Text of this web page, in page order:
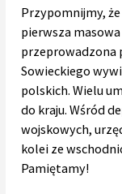
Przypomnijmy,
pierwsza
przeprowadzona
Sowieckiego
polskich. Wielu
do kraju. Wśród
wojskowych,
kolei ze
Pamiętamy!